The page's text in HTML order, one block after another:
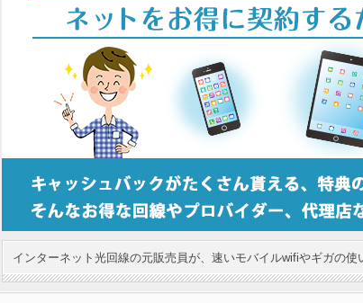
インターネット光回線の元販売員が、速いモバイルwifiやギガの使